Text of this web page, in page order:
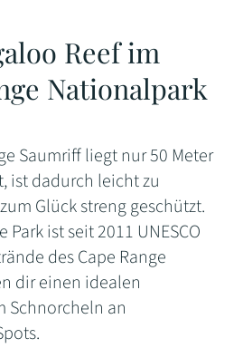
Reef im
Nationalpark
Saumriff liegt nur 50 Meter
ist dadurch leicht zu
Glück streng geschützt.
ist seit 2011 UNESCO
des Cape Range
dir einen idealen
Schnorcheln an